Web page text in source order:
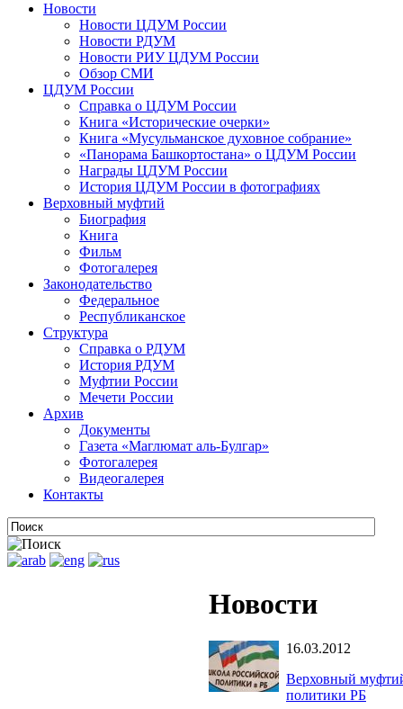
Новости
Новости ЦДУМ России
Новости РДУМ
Новости РИУ ЦДУМ России
Обзор СМИ
ЦДУМ России
Справка о ЦДУМ России
Книга «Исторические очерки»
Книга «Мусульманское духовное собрание»
«Панорама Башкортостана» о ЦДУМ России
Награды ЦДУМ России
История ЦДУМ России в фотографиях
Верховный муфтий
Биография
Книга
Фильм
Фотогалерея
Законодательство
Федеральное
Республиканское
Структура
Справка о РДУМ
История РДУМ
Муфтии России
Мечети России
Архив
Документы
Газета «Маглюмат аль-Булгар»
Фотогалерея
Видеогалерея
Контакты
Новости
16.03.2012
Верховный
политики РБ